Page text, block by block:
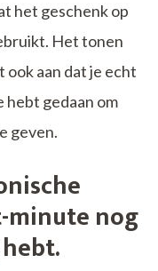
het geschenk op
Het tonen
aan dat je echt
hebt gedaan om
geven.
minute nog